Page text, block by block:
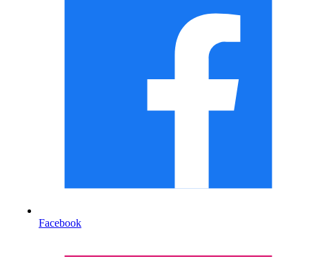
Facebook